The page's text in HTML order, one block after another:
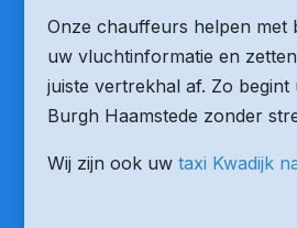
Onze chauffeurs helpen met
uw vluchtinformatie en
juiste vertrekhal af. Zo begint
Burgh Haamstede zonder
Wij zijn ook uw taxi Kwadijk